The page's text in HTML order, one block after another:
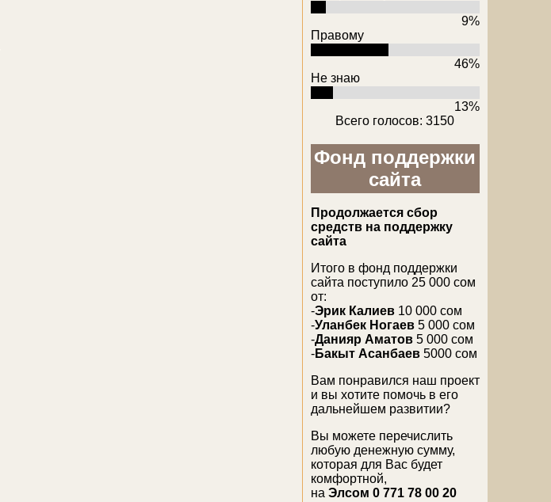
9%
Правому
46%
Не знаю
13%
Всего голосов: 3150
Фонд поддержки
сайта
Продолжается сбор
средств на поддержку
сайта
Итого в фонд поддержки
сайта поступило 25 000 сом
от:
-Эрик Калиев10 000 сом
-Уланбек Ногаев 5 000 сом
-Данияр Аматов5 000 сом
-Бакыт Асанбаев 5000 сом
Вам понравился наш проект
и вы хотите помочь в его
дальнейшем развитии?
Вы можете перечислить
любую денежную сумму,
которая для Вас будет
комфортной,
на Элсом 0 771 78 00 20